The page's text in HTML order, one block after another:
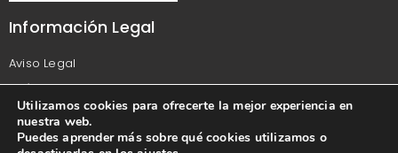
Información Legal
Aviso Legal
Política de Privacidad
Política de Cookies
Utilizamos cookies para ofrecerte la mejor experiencia en
nuestra web.
Puedes aprender más sobre qué cookies utilizamos o